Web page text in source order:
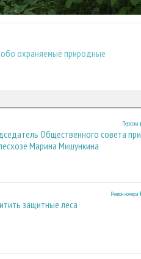
охраняемые природные
Персона
Общественного совета при
Марина Мишункина
Регион номера
защитные леса